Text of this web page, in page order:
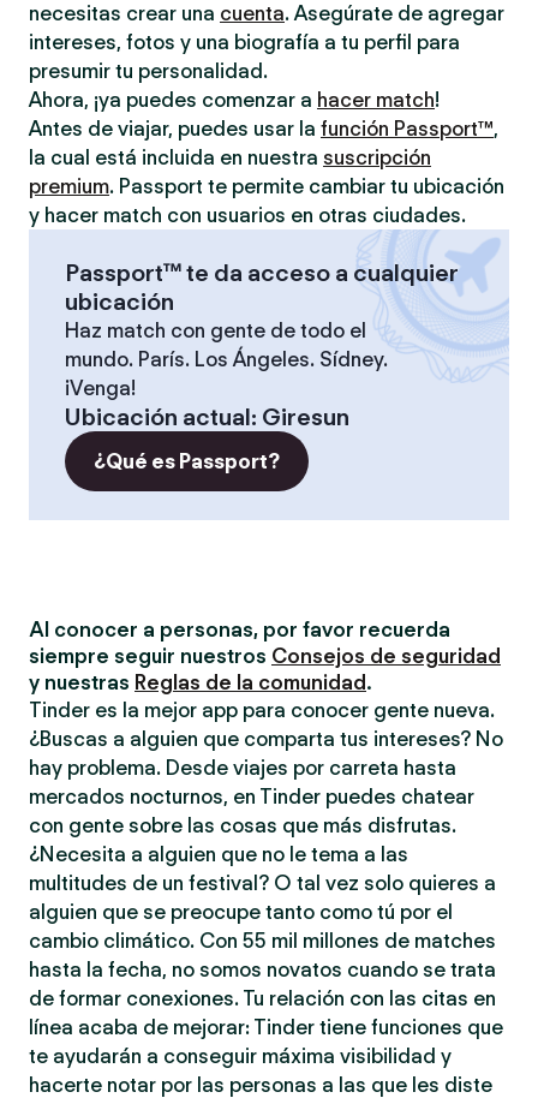
necesitas crear una cuenta. Asegúrate de agregar
intereses, fotos y una biografía a tu perfil para
presumir tu personalidad.
Ahora, ¡ya puedes comenzar a hacer match!
Antes de viajar, puedes usar la función Passport™,
la cual está incluida en nuestra suscripción
premium. Passport te permite cambiar tu ubicación
y hacer match con usuarios en otras ciudades.
Passport™ te da acceso a cualquier
ubicación
Haz match con gente de todo el
mundo. París. Los Ángeles. Sídney.
¡Venga!
Ubicación actual: Giresun
¿Qué es Passport?
Al conocer a personas, por favor recuerda
siempre seguir nuestros Consejos de seguridad
y nuestras Reglas de la comunidad .
Tinder es la mejor app para conocer gente nueva.
¿Buscas a alguien que comparta tus intereses? No
hay problema. Desde viajes por carreta hasta
mercados nocturnos, en Tinder puedes chatear
con gente sobre las cosas que más disfrutas.
¿Necesita a alguien que no le tema a las
multitudes de un festival? O tal vez solo quieres a
alguien que se preocupe tanto como tú por el
cambio climático. Con 55 mil millones de matches
hasta la fecha, no somos novatos cuando se trata
de formar conexiones. Tu relación con las citas en
línea acaba de mejorar: Tinder tiene funciones que
te ayudarán a conseguir máxima visibilidad y
hacerte notar por las personas a las que les diste